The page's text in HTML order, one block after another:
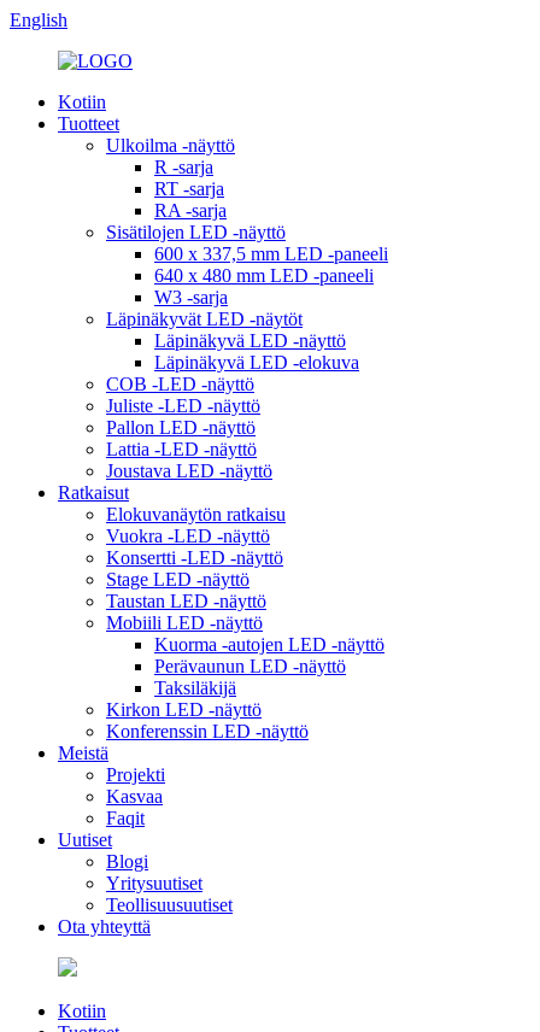
English
Kotiin
Tuotteet
Ulkoilma -näyttö
R -sarja
RT -sarja
RA -sarja
Sisätilojen LED -näyttö
600 x 337,5 mm LED -paneeli
640 x 480 mm LED -paneeli
W3 -sarja
Läpinäkyvät LED -näytöt
Läpinäkyvä LED -näyttö
Läpinäkyvä LED -elokuva
COB -LED -näyttö
Juliste -LED -näyttö
Pallon LED -näyttö
Lattia -LED -näyttö
Joustava LED -näyttö
Ratkaisut
Elokuvanäytön ratkaisu
Vuokra -LED -näyttö
Konsertti -LED -näyttö
Stage LED -näyttö
Taustan LED -näyttö
Mobiili LED -näyttö
Kuorma -autojen LED -näyttö
Perävaunun LED -näyttö
Taksiläkijä
Kirkon LED -näyttö
Konferenssin LED -näyttö
Meistä
Projekti
Kasvaa
Faqit
Uutiset
Blogi
Yritysuutiset
Teollisuusuutiset
Ota yhteyttä
Kotiin